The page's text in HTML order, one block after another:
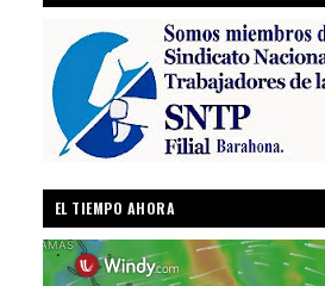
EL TIEMPO AHORA